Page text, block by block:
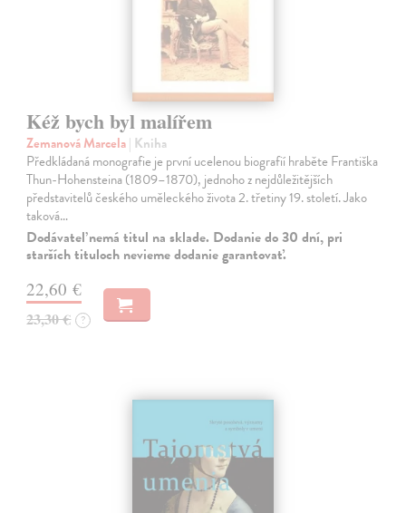
Kéž bych byl malířem
Zemanová Marcela| Kniha
Předkládaná monografie je první ucelenou biografií hraběte Františka
Thun-Hohensteina (1809–1870), jednoho z nejdůležitějších
představitelů českého uměleckého života 2. třetiny 19. století. Jako
taková…
Dodávateľ nemá titul na sklade. Dodanie do 30 dní, pri
starších tituloch nevieme dodanie garantovať.
22,60 €
23,30 € ?